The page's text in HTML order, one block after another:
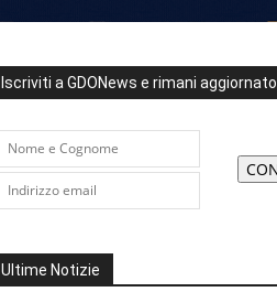
Iscriviti a GDONews e rimani aggiornato
Ultime Notizie